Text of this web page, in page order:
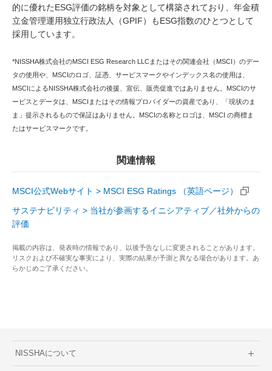
的に優れたESG評価の銘柄を対象として構築されており、年金積
立金管理運用独立行政法人（GPIF）もESG指数のひとつとして
採用しています。
*NISSHA株式会社のMSCI ESG Research LLCまたはその関連会社（MSCI）のデー
タの使用や、MSCIのロゴ、証憑、サービスマークやインデックス名の使用は、
MSCIによるNISSHA株式会社の後援、宣伝、販売促進ではありません。MSCIのサ
ービスとデータは、MSCIまたはその情報プロバイダーの資産であり、「現状のま
ま」提示されるもので保証はありません。MSCIの名称とロゴは、MSCI の商標ま
たはサービスマークです。
関連情報
MSCI公式Webサイト > MSCI ESG Ratings （英語ページ）
サステナビリティ > 当社が参画するイニシアティブ／社外からの
評価
掲載の内容は、発表時の情報であり、以後予告なしに変更されることがあります。
リスクおよび不確実な事実により、実際の結果が予測と異なる場合があります。あ
らかじめご了承ください。
NISSHAについて